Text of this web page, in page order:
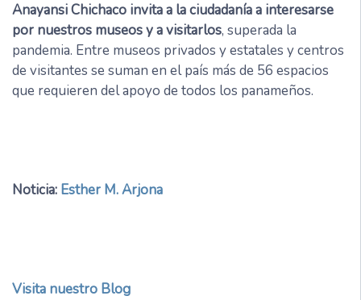
Anayansi Chichaco invita a la ciudadanía a interesarse
por nuestros museos y a visitarlos, superada la
pandemia. Entre museos privados y estatales y centros
de visitantes se suman en el país más de 56 espacios
que requieren del apoyo de todos los panameños.
Noticia: Esther M. Arjona
Visita nuestro Blog